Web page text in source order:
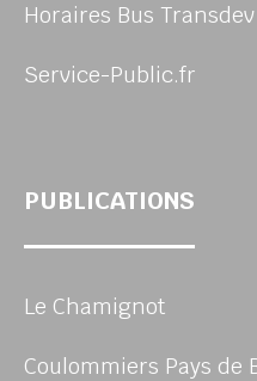
Horaires Bus Transdev
Service-Public.fr
PUBLICATIONS
Le Chamignot
Coulommiers Pays de